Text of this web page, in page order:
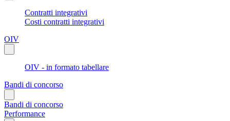
Contratti integrativi
Costi contratti integrativi
OIV
OIV - in formato tabellare
Bandi di concorso
Bandi di concorso
Performance